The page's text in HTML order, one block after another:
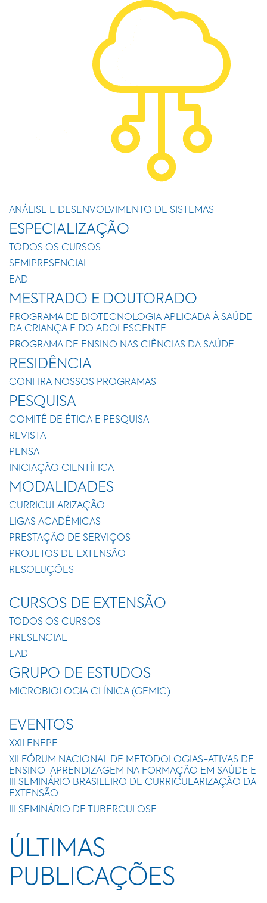
ANÁLISE E DESENVOLVIMENTO DE SISTEMAS
ESPECIALIZAÇÃO
TODOS OS CURSOS
SEMIPRESENCIAL
EAD
MESTRADO E DOUTORADO
PROGRAMA DE BIOTECNOLOGIA APLICADA À SAÚDE
DA CRIANÇA E DO ADOLESCENTE
PROGRAMA DE ENSINO NAS CIÊNCIAS DA SAÚDE
RESIDÊNCIA
CONFIRA NOSSOS PROGRAMAS
PESQUISA
COMITÊ DE ÉTICA E PESQUISA
REVISTA
PENSA
INICIAÇÃO CIENTÍFICA
MODALIDADES
CURRICULARIZAÇÃO
LIGAS ACADÊMICAS
PRESTAÇÃO DE SERVIÇOS
PROJETOS DE EXTENSÃO
RESOLUÇÕES
CURSOS DE EXTENSÃO
TODOS OS CURSOS
PRESENCIAL
EAD
GRUPO DE ESTUDOS
MICROBIOLOGIA CLÍNICA (GEMIC)
EVENTOS
XXII ENEPE
XII FÓRUM NACIONAL DE METODOLOGIAS-ATIVAS DE
ENSINO-APRENDIZAGEM NA FORMAÇÃO EM SAÚDE E
III SEMINÁRIO BRASILEIRO DE CURRICULARIZAÇÃO DA
EXTENSÃO
III SEMINÁRIO DE TUBERCULOSE
ÚLTIMAS
PUBLICAÇÕES